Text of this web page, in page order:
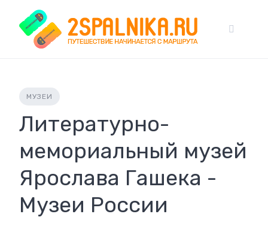
content
МУЗЕИ
Литературно-
мемориальный музей
Ярослава Гашека -
Музеи России